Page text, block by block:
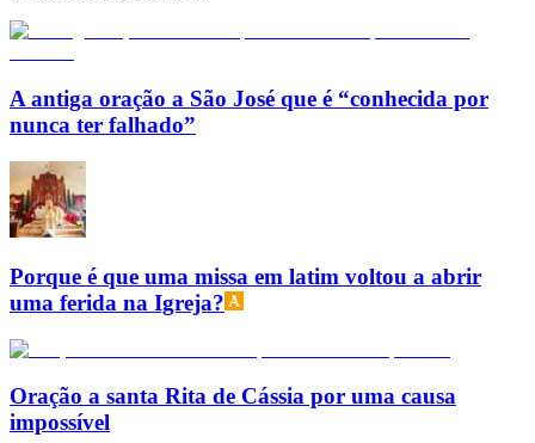
A antiga oração a São José que é “conhecida por
nunca ter falhado”
Porque é que uma missa em latim voltou a abrir
uma ferida na Igreja?
Oração a santa Rita de Cássia por uma causa
impossível